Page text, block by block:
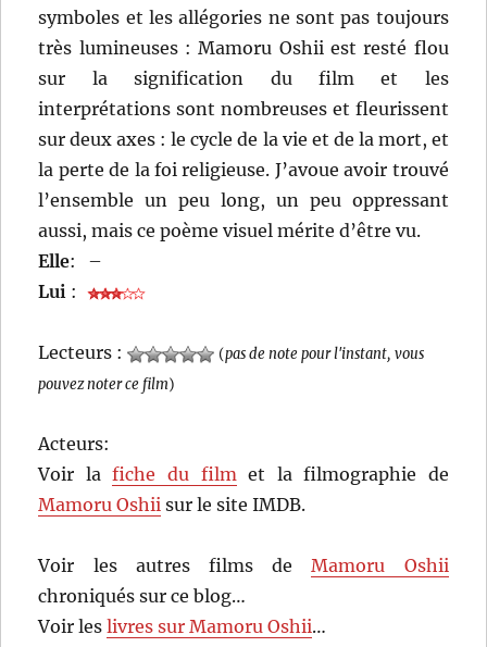
symboles et les allégories ne sont pas toujours
très lumineuses : Mamoru Oshii est resté flou
sur la signification du film et les
interprétations sont nombreuses et fleurissent
sur deux axes : le cycle de la vie et de la mort, et
la perte de la foi religieuse. J’avoue avoir trouvé
l’ensemble un peu long, un peu oppressant
aussi, mais ce poème visuel mérite d’être vu.
Elle:
–
Lui :
Lecteurs : (pas de note pour l'instant, vous
pouvez noter ce film)
Acteurs:
Voir lafiche du filmet la filmographie de
Mamoru Oshii sur le site IMDB.
Voir les autres films deMamoru Oshii
chroniqués sur ce blog…
Voir leslivres sur Mamoru Oshii…